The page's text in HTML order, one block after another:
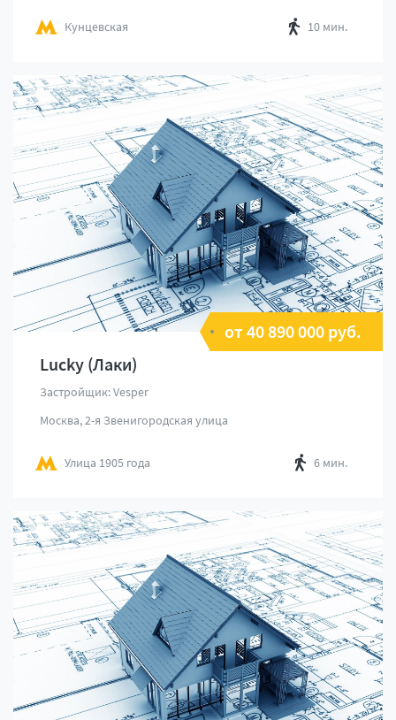
Кунцевская 10 мин.
от 40 890 000 руб.
Lucky (Лаки)
Застройщик: Vesper
Москва, 2-я Звенигородская улица
Улица 1905 года 6 мин.